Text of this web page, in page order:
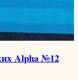
Alpha №12